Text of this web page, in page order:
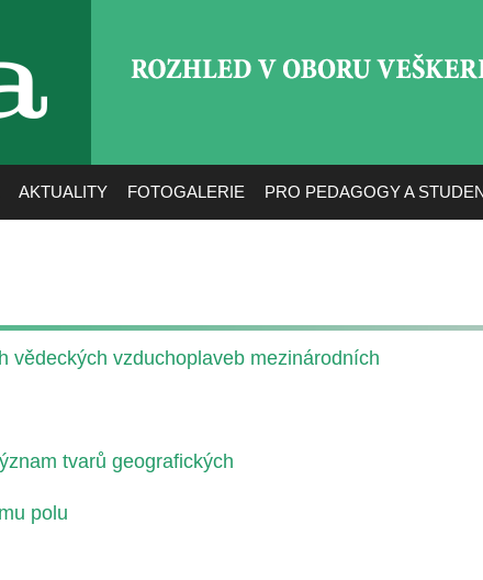
AKTUALITY FOTOGALERIE PRO PEDAGOGY A
vědeckých vzduchoplaveb mezinárodních
tvarů geografických
polu